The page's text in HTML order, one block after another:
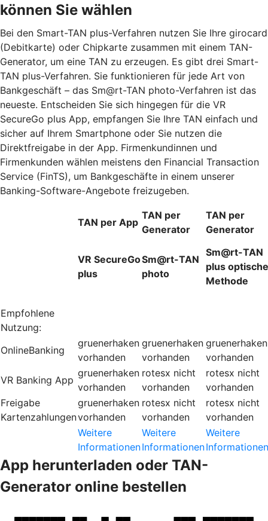
können Sie wählen
Bei den Smart-TAN plus-Verfahren nutzen Sie Ihre girocard
(Debitkarte) oder Chipkarte zusammen mit einem TAN-
Generator, um eine TAN zu erzeugen. Es gibt drei Smart-
TAN plus-Verfahren. Sie funktionieren für jede Art von
Bankgeschäft – das Sm@rt-TAN photo-Verfahren ist das
neueste. Entscheiden Sie sich hingegen für die VR
SecureGo plus App, empfangen Sie Ihre TAN einfach und
sicher auf Ihrem Smartphone oder Sie nutzen die
Direktfreigabe in der App. Firmenkundinnen und
Firmenkunden wählen meistens den Financial Transaction
Service (FinTS), um Bankgeschäfte in einem unserer
Banking-Software-Angebote freizugeben.
TAN per App
TAN per
Generator
TAN per
Generator
VR SecureGo
plus
Sm@rt-TAN
photo
Sm@rt-TAN
plus optische
Methode
Empfohlene
Nutzung:
OnlineBanking
gruenerhaken
vorhanden
gruenerhaken
vorhanden
gruenerhaken
vorhanden
VR Banking App
gruenerhaken
vorhanden
rotesx nicht
vorhanden
rotesx nicht
vorhanden
Freigabe
Kartenzahlungen
gruenerhaken
vorhanden
rotesx nicht
vorhanden
rotesx nicht
vorhanden
Weitere
Informationen
Weitere
Informationen
Weitere
Informationen
App herunterladen oder TAN-
Generator online bestellen